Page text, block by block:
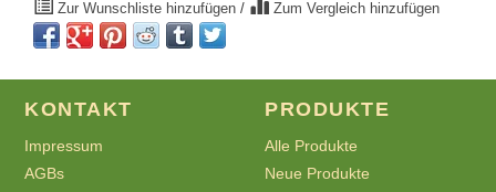
Zur Wunschliste hinzufügen / Zum Vergleich hinzufügen
KONTAKT
Impressum
AGBs
PRODUKTE
Alle Produkte
Neue Produkte